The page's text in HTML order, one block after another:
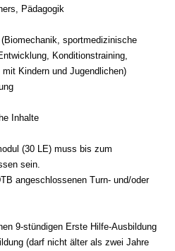
Pädagogik
sportmedizinische
Konditionstraining,
Kindern und Jugendlichen)
Inhalte
(30 LE) muss bis zum
sein.
angeschlossenen Turn- und/oder
9-stündigen Erste Hilfe-Ausbildung
(darf nicht älter als zwei Jahre